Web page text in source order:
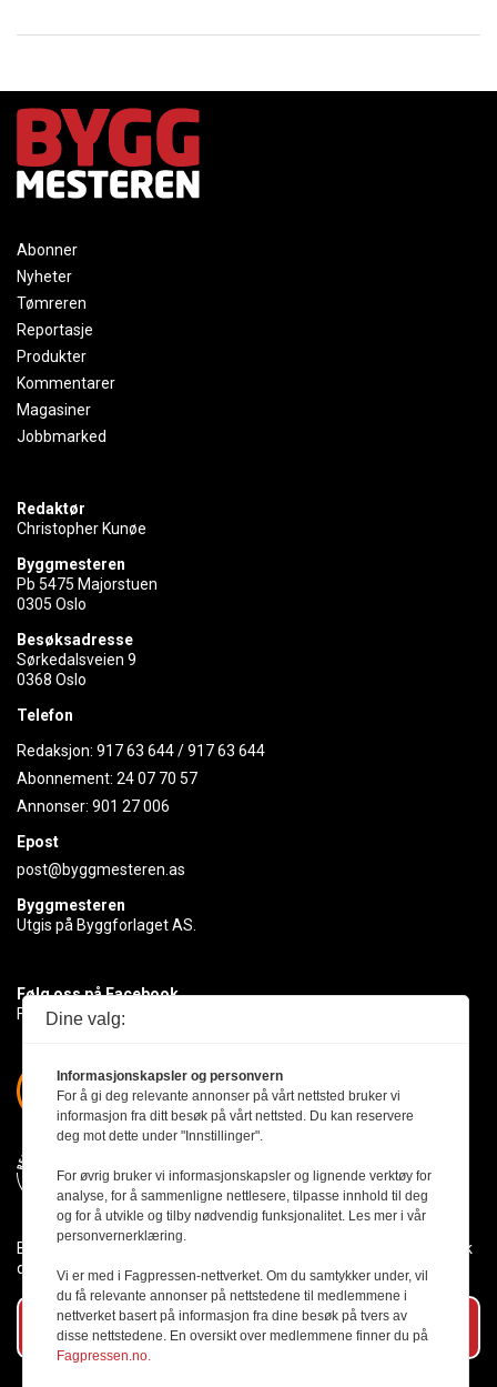
Abonner
Nyheter
Tømreren
Reportasje
Produkter
Kommentarer
Magasiner
Jobbmarked
Redaktør
Christopher Kunøe
Byggmesteren
Pb 5475 Majorstuen
0305 Oslo
Besøksadresse
Sørkedalsveien 9
0368 Oslo
Telefon
Redaksjon: 917 63 644/917 63 644
Abonnement: 24 07 70 57
Annonser: 901 27 006
Epost
post@byggmesteren.as
Byggmesteren
Utgis på Byggforlaget AS.
Følg oss på Facebook
Få med deg det siste innen byggebransjen
Byggmesteren følger Vær Varsom-plakaten og presseetikken slik
den er nedfelt i Redaktørplakaten.
Abonner på vårt nyhetsbrev
Dine valg:
Informasjonskapsler og personvern
For å gi deg relevante annonser på vårt nettsted bruker vi
informasjon fra ditt besøk på vårt nettsted. Du kan reservere
deg mot dette under "Innstillinger".
For øvrig bruker vi informasjonskapsler og lignende verktøy for
analyse, for å sammenligne nettlesere, tilpasse innhold til deg
og for å utvikle og tilby nødvendig funksjonalitet. Les mer i vår
personvernerklæring.
Vi er med i Fagpressen-nettverket. Om du samtykker under, vil
du få relevante annonser på nettstedene til medlemmene i
nettverket basert på informasjon fra dine besøk på tvers av
disse nettstedene. En oversikt over medlemmene finner du på
Fagpressen.no.